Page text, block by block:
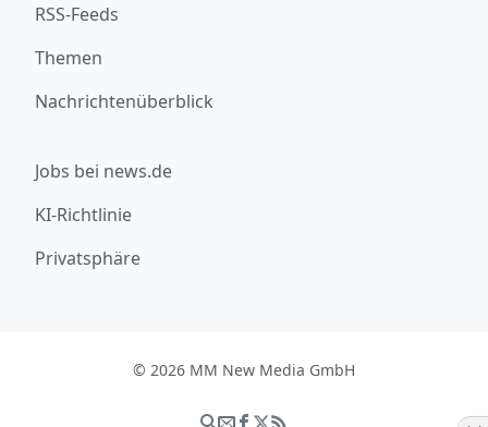
RSS-Feeds
Themen
Nachrichtenüberblick
Jobs bei news.de
KI-Richtlinie
Privatsphäre
© 2026 MM New Media GmbH